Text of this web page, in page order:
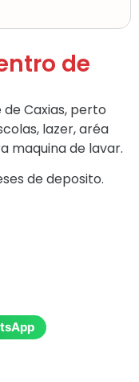
de
Caxias, perto
lazer, aréa
maquina de lavar.
de deposito.